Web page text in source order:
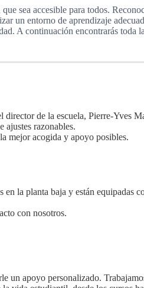
sea accesible para todos.
un entorno de aprendizaje
A continuación encontrarás toda la
director de la escuela, Pierre-Yves
ajustes razonables.
mejor acogida y apoyo posibles.
la planta baja y están equipadas
con nosotros.
un apoyo personalizado.